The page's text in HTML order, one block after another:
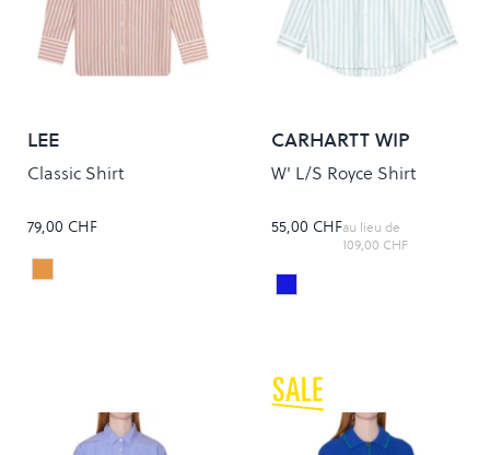
LEE
Classic Shirt
79,00 CHF
Colour
MALLORY STRIPE
CARHARTT WIP
W' L/S Royce Shirt
55,00 CHFau lieu de
109,00 CHF
Colour
ROYCE STRIPE/ICARIA/